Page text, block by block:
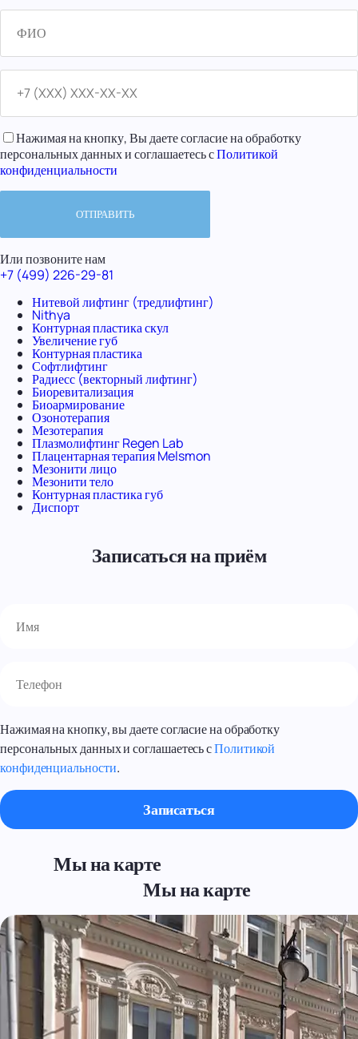
Нажимая на кнопку, Вы даете согласие на обработку
персональных данных и соглашаетесь сПолитикой
конфиденциальности
Или позвоните нам
+7 (499) 226-29-81
Нитевой лифтинг (тредлифтинг)
Nithya
Контурная пластика скул
Увеличение губ
Контурная пластика
Софтлифтинг
Радиесс (векторный лифтинг)
Биоревитализация
Биоармирование
Озонотерапия
Мезотерапия
Плазмолифтинг Regen Lab
Плацентарная терапия Melsmon
Мезонити лицо
Мезонити тело
Контурная пластика губ
Диспорт
Записаться на приём
Нажимая на кнопку, вы даете согласие на обработку
персональных данных и соглашаетесь сПолитикой
конфиденциальности.
Мы на карте
Мы на карте